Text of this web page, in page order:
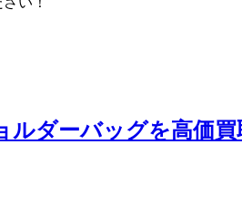
ルダーバッグを高価